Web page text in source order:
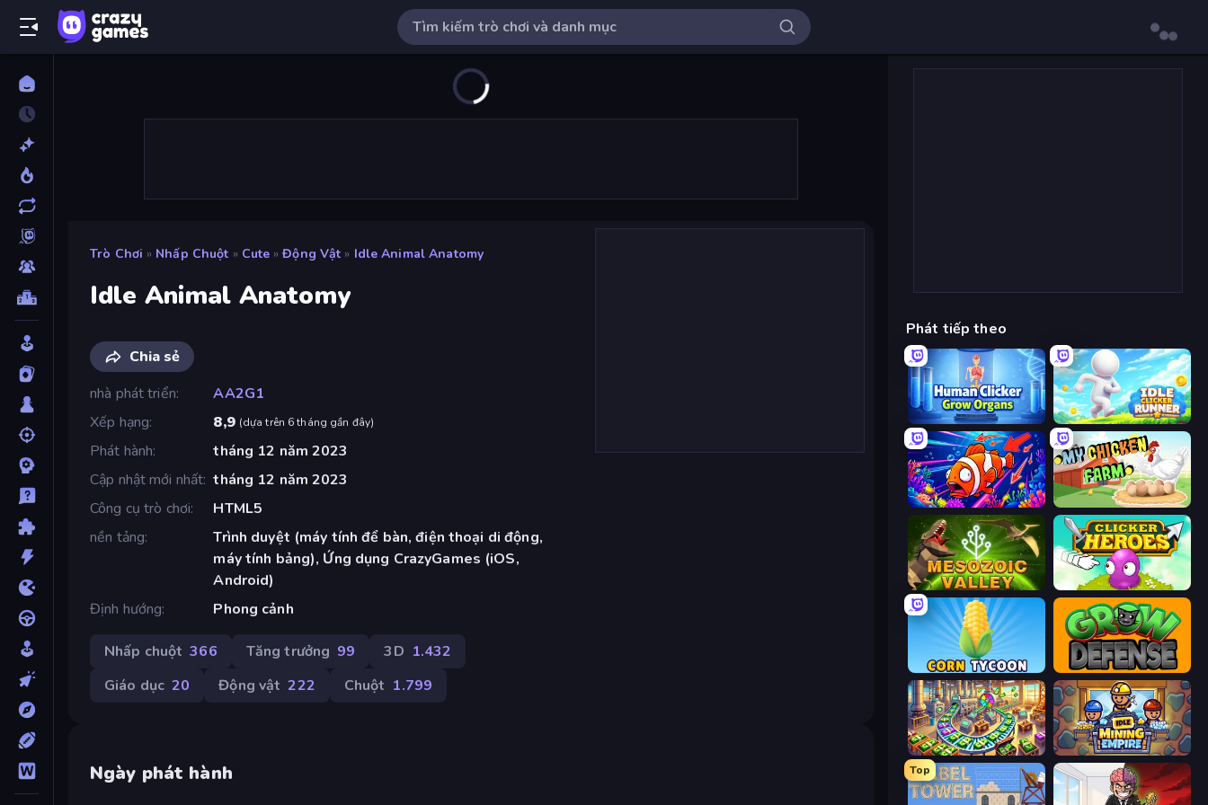
Trò Chơi » Nhấp Chuột » Cute » Động Vật » Idle Animal Anatomy
Idle Animal Anatomy
Chia sẻ
nhà phát triển
AA2G1
Xếp hạng
8,9 (dựa trên 6 tháng gần đây)
Phát hành
tháng 12 năm 2023
Cập nhật mới nhất tháng 12 năm 2023
Công cụ trò chơi
HTML5
nền tảng
Trình duyệt (máy tính để bàn, điện thoại di động,
máy tính bảng), Ứng dụng CrazyGames (iOS,
Android)
Định hướng
Phong cảnh
Nhấp chuột 366 Tăng trưởng 99 3D 1.432
Giáo dục 20 Động vật 222 Chuột 1.799
Ngày phát hành
Phát tiếp theo
Human Clicker: Grow Organs Idle Clicker Runner
Fish Catch Idle My Chicken Farm
Cell to Singularity: Mesozoic Valley Clicker Heroes
Corn Tycoon Grow Defense
Money Factory: Tycoon Idle Game Idle Mining Empire
Top